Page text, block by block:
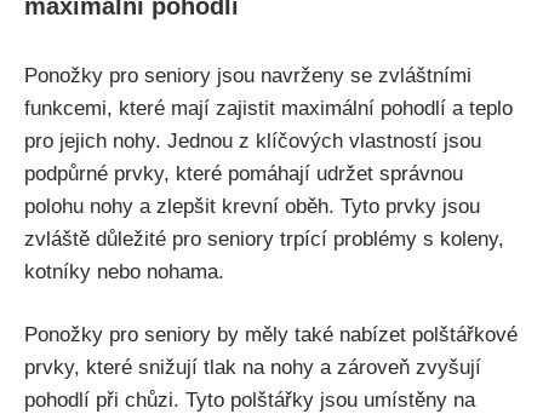
maximální pohodlí
Ponožky pro seniory jsou navrženy se zvláštními
funkcemi, které mají zajistit maximální pohodlí a teplo
pro jejich nohy. Jednou z klíčových vlastností jsou
podpůrné prvky, které pomáhají udržet správnou
polohu nohy a zlepšit krevní oběh. Tyto prvky jsou
zvláště důležité pro seniory trpící problémy s koleny,
kotníky nebo nohama.
Ponožky pro seniory by měly také nabízet polštářkové
prvky, které snižují tlak na nohy a zároveň zvyšují
pohodlí při chůzi. Tyto polštářky jsou umístěny na